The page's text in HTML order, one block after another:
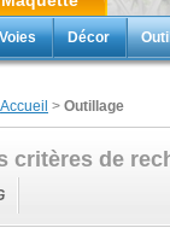
Voies Décor
Accueil > Outillage
critères de